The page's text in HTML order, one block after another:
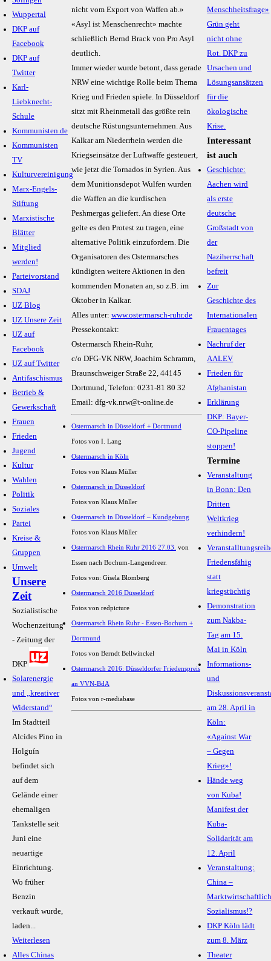
Wuppertal
DKP auf
Facebook
DKP auf
Twitter
Karl-
Liebknecht-
Schule
Kommunisten.de
Kommunisten
TV
Kulturvereinigung
Marx-Engels-
Stiftung
Marxistische
Blätter
Mitglied
werden!
Parteivorstand
SDAJ
UZ Blog
UZ Unsere Zeit
UZ auf
Facebook
UZ auf Twitter
Antifaschismus
Betrieb &
Gewerkschaft
Frauen
Frieden
Jugend
Kultur
Wahlen
Politik
Soziales
Partei
Kreise &
Gruppen
Umwelt
Unsere
Zeit
Sozialistische
Wochenzeitung
- Zeitung der
DKP
Solarenergie
und „kreativer
Widerstand“
Im Stadtteil
Alcides Pino in
Holguín
befindet sich
auf dem
Gelände einer
ehemaligen
Tankstelle seit
Juni eine
neuartige
Einrichtung.
Wo früher
Benzin
verkauft wurde,
laden...
Weiterlesen
Alles Chinas
nicht vom Export von Waffen ab.»
«Asyl ist Menschenrecht» machte
schließlich Bernd Brack von Pro Asyl
deutlich.
Immer wieder wurde betont, dass gerade
NRW eine wichtige Rolle beim Thema
Krieg und Frieden spiele. In Düsseldorf
sitzt mit Rheinmetall das größte rein
deutsche Rüstungsunternehmen. Aus
Kalkaram Niederrhein werden die
Kriegseinsätze der Luftwaffe gesteuert,
wie jetzt die Tornados in Syrien. Aus
dem Munitionsdepot Wulfenwurden
die Waffen an die kurdischen
Peshmergas geliefert. An diese Orte
gelte es den Protest zu tragen, eine
alternative Politik einzufordern. Die
Organisatoren des Ostermarsches
kündigten weitere Aktionen in den
kommenden Monaten an, so z.B. im
Oktober in Kalkar.
Alles unter: www.ostermarsch-ruhr.de
Pressekontakt:
Ostermarsch Rhein-Ruhr,
c/o DFG-VK NRW, Joachim Schramm,
Braunschweiger Straße 22, 44145
Dortmund, Telefon: 0231-81 80 32
Email: dfg-vk.nrw@t-online.de
Ostermarsch in Düsseldorf + Dortmund
Fotos von I. Lang
Ostermarsch in Köln
Fotos von Klaus Müller
Ostermarsch in Düsseldorf
Fotos von Klaus Müller
Ostermarsch in Düsseldorf – Kundgebung
Fotos von Klaus Müller
Ostermarsch Rhein Ruhr 2016 27.03. von
Essen nach Bochum-Langendreer.
Fotos von: Gisela Blomberg
Ostermarsch 2016 Düsseldorf
Fotos von redpicture
Ostermarsch Rhein Ruhr - Essen-Bochum +
Dortmund
Fotos von Berndt Bellwinckel
Ostermarsch 2016: Düsseldorfer Friedenspreis
an VVN-BdA
Fotos von r-mediabase
Interessant
ist auch
Geschichte:
Aachen wird
als erste
deutsche
Großstadt von
der
Naziherrschaft
befreit
Zur
Geschichte des
Internationalen
Frauentages
Nachruf der
AALEV
Frieden für
Afghanistan
Erklärung
DKP: Bayer-
CO-Pipeline
stoppen!
Termine
Veranstaltung
in Bonn: Den
Dritten
Weltkrieg
verhindern!
Friedensfähig
statt
kriegstüchtig
Demonstration
zum Nakba-
Tag am 15.
Mai in Köln
Informations-
und
am 28. April in
Köln:
«Against War
– Gegen
Krieg»!
Hände weg
von Kuba!
Manifest der
Kuba-
Solidarität am
12. April
Veranstaltung:
China –
Sozialismus!?
DKP Köln lädt
zum 8. März
Theater